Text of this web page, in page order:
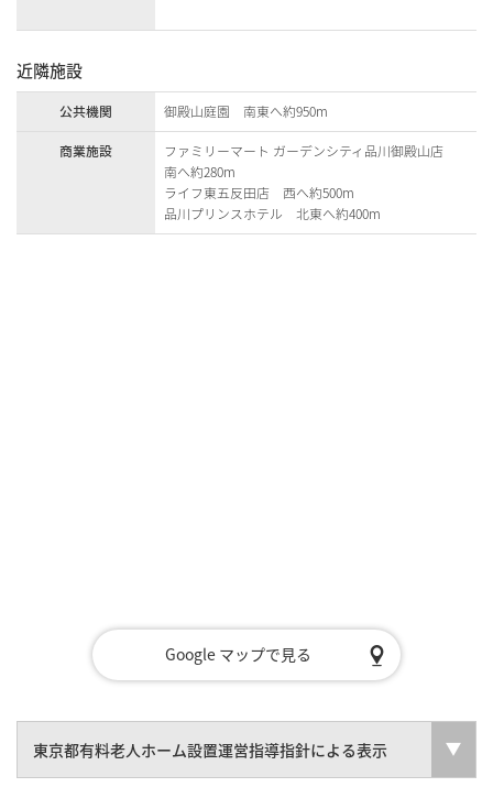
近隣施設
公共機関
御殿山庭園 南東へ約950m
商業施設
ファミリーマート ガーデンシティ品川御殿山店
南へ約280m
ライフ東五反田店 西へ約500m
品川プリンスホテル 北東へ約400m
Google マップで見る
東京都有料老人ホーム設置運営指導指針による表示